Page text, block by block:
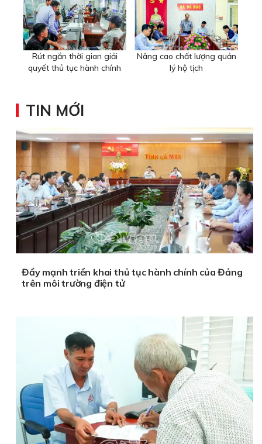
Rút ngắn thời gian giải
quyết thủ tục hành chính
Nâng cao chất lượng quản
lý hộ tịch
TIN MỚI
Đẩy mạnh triển khai thủ tục hành chính của Đảng
trên môi trường điện tử